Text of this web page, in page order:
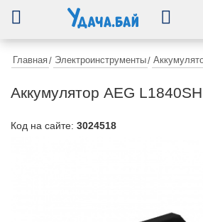
Главная/ Электроинструменты/
Аккумулятор AEG
Код на сайте: 3024518